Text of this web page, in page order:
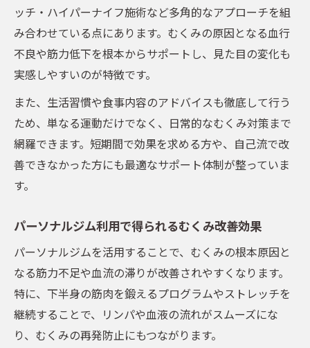
fividが提供する体質改善と美ボディ習慣
fividの体質改善サポートメニュー解説
美ボディ習慣を身につけるパーソナルジム
活用法
体質改善に効果的なプログラム比較
fivid流むくみ知らずの生活習慣とは
パーソナルジムで変わる毎日の過ごし方
くみケア
むくみ解消とダイエットの相乗効果を比較
同時達成を目指すパーソナルジムの秘訣
ダイエットとむくみ対策の成功事例一覧
パーソナルジムならではの両立術
ッチ・ハイパーナイフ施術など多角的なアプローチを組
み合わせている点にあります。むくみの原因となる血行
不良や筋力低下を根本からサポートし、見た目の変化も
実感しやすいのが特徴です。
また、生活習慣や食事内容のアドバイスも徹底して行う
ため、単なる運動だけでなく、日常的なむくみ対策まで
網羅できます。短期間で効果を求める方や、自己流で改
善できなかった方にも最適なサポート体制が整っていま
す。
パーソナルジム利用で得られるむくみ改善効果
パーソナルジムを活用することで、むくみの根本原因と
なる筋力不足や血流の滞りが改善されやすくなります。
特に、下半身の筋肉を鍛えるプログラムやストレッチを
継続することで、リンパや血液の流れがスムーズにな
り、むくみの再発防止にもつながります。